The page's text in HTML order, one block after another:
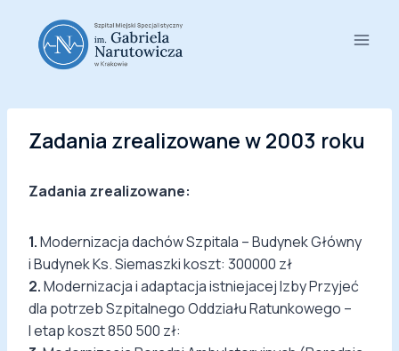
Zadania zrealizowane w 2003 roku
Zadania zrealizowane:
1.Modernizacja dachów Szpitala – Budynek Główny
i Budynek Ks. Siemaszki koszt: 300000 zł
2.Modernizacja i adaptacja istniejacej Izby Przyjeć
dla potrzeb Szpitalnego Oddziału Ratunkowego –
I etap koszt 850 500 zł: